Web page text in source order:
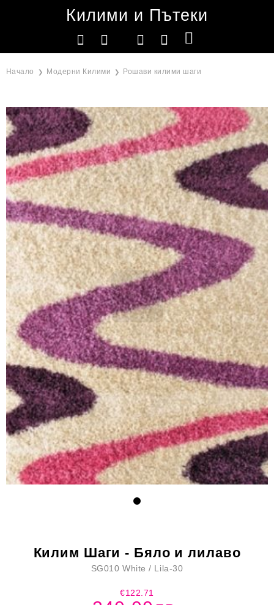
Килими и Пътеки
Начало Модерни Килими Рошави килими шаги
Килим Шаги - Бяло и лилаво
SG010 White / Lila-30
€122.71